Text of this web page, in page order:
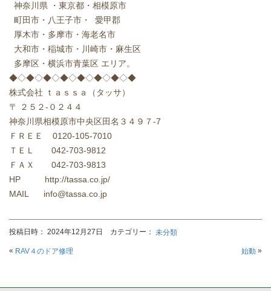
神奈川県 ・東京都・相模原市
町田市・八王子市・ 愛甲郡
厚木市・多摩市・海老名市
大和市・稲城市・川崎市・麻生区
多摩区・横浜市青葉区 エリア。
◆◇◆◇◆◇◆◇◆◇◆◇◆◇◆
株式会社 ｔａｓｓａ（タッサ）
〒 ２５２-０２４４
神奈川県相模原市中央区田名３４９７-7
ＦＲＥＥ 0120-105-7010
ＴＥＬ 042-703-9812
ＦＡＸ 042-703-9813
HP http://tassa.co.jp/
MAIL info@tassa.co.jp
投稿日時： 2024年12月27日 カテゴリー： 未分類
« RAV４のドア修理 始動 »